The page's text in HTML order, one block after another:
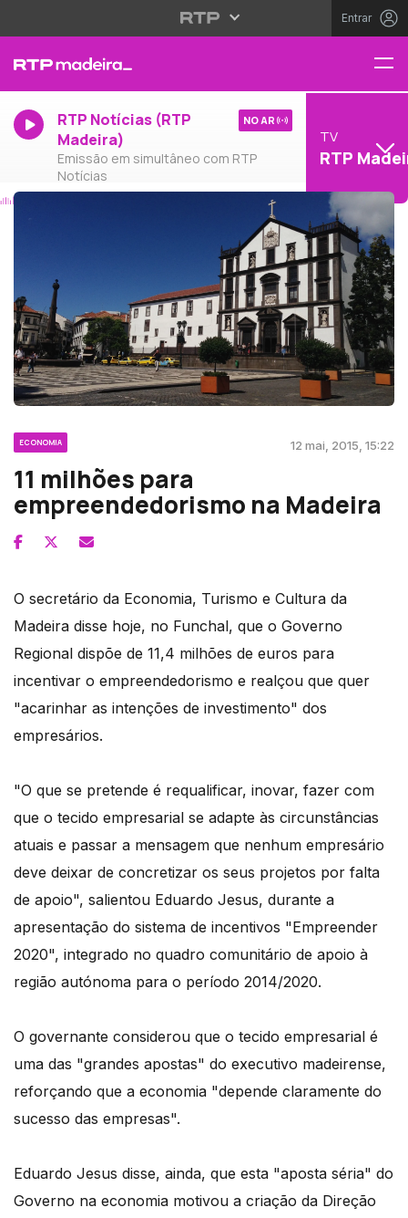
Entrar
RTP Notícias (RTP
Madeira)
Emissão em simultâneo com RTP
Notícias
NO AR
TV
RTP
ECONOMIA 12 mai, 2015, 15:22
11 milhões para
empreendedorismo na Madeira
O secretário da Economia, Turismo e Cultura da
Madeira disse hoje, no Funchal, que o Governo
Regional dispõe de 11,4 milhões de euros para
incentivar o empreendedorismo e realçou que quer
"acarinhar as intenções de investimento" dos
empresários.
"O que se pretende é requalificar, inovar, fazer com
que o tecido empresarial se adapte às circunstâncias
atuais e passar a mensagem que nenhum empresário
deve deixar de concretizar os seus projetos por falta
de apoio", salientou Eduardo Jesus, durante a
apresentação do sistema de incentivos "Empreender
2020", integrado no quadro comunitário de apoio à
região autónoma para o período 2014/2020.
O governante considerou que o tecido empresarial é
uma das "grandes apostas" do executivo madeirense,
reforçando que a economia "depende claramente do
sucesso das empresas".
Eduardo Jesus disse, ainda, que esta "aposta séria" do
Governo na economia motivou a criação da Direção